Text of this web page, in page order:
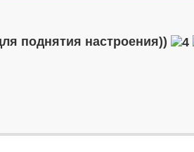
поднятия настроения))